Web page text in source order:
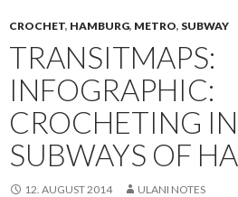
CROCHET, HAMBURG, METRO, SUBWAY
TRANSITMAPS:
INFOGRAPHIC:
CROCHETING
SUBWAYS OF
12. AUGUST 2014 ULANI NOTES